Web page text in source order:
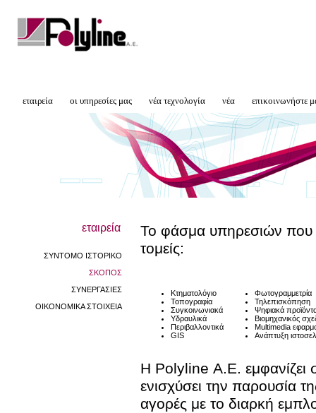
εταιρεία οι υπηρεσίες μας νέα τεχνολογία νέα επικοινωνήστε
εταιρεία
ΣΥΝΤΟΜΟ ΙΣΤΟΡΙΚΟ
ΣΚΟΠΟΣ
ΣΥΝΕΡΓΑΣΙΕΣ
ΟΙΚΟΝΟΜΙΚΑ ΣΤΟΙΧΕΙΑ
Το φάσμα υπηρεσιών
τομείς:
Κτηματολόγιο
Τοπογραφία
Συγκοινωνιακά
Υδραυλικά
Περιβαλλοντικά
GIS
Φωτογραμμετρία
Τηλεπισκόπηση
Ψηφιακά
Βιομηχανικός
Multimedia
Ανάπτυξη
Η Polyline Α.Ε. εμφανίζει
ενισχύσει την παρουσία
αγορές με το διαρκή